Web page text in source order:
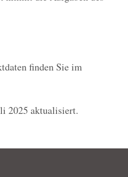
finden Sie im
2025 aktualisiert.